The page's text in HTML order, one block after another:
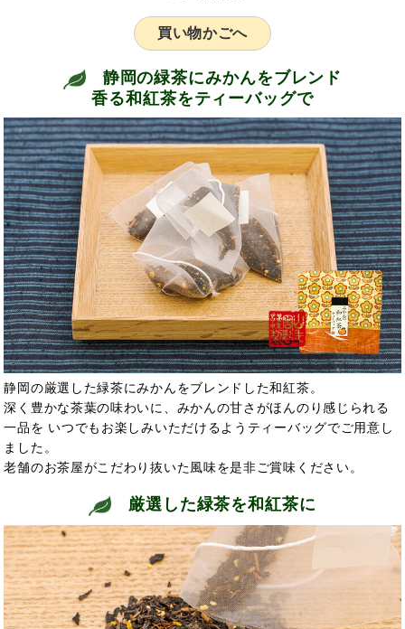
買い物かごへ
静岡の緑茶にみかんをブレンド
香る和紅茶をティーバッグで
静岡の厳選した緑茶にみかんをブレンドした和紅茶。
深く豊かな茶葉の味わいに、みかんの甘さがほんのり感じられる
一品を いつでもお楽しみいただけるようティーバッグでご用意し
ました。
老舗のお茶屋がこだわり抜いた風味を是非ご賞味ください。
厳選した緑茶を和紅茶に